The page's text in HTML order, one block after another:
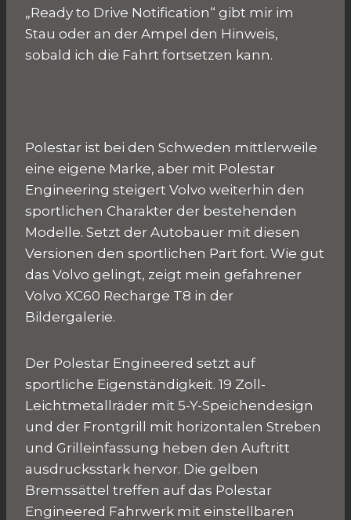
„Ready to Drive Notification“ gibt mir im
Stau oder an der Ampel den Hinweis,
sobald ich die Fahrt fortsetzen kann.
Polestar ist bei den Schweden mittlerweile
eine eigene Marke, aber mit Polestar
Engineering steigert Volvo weiterhin den
sportlichen Charakter der bestehenden
Modelle. Setzt der Autobauer mit diesen
Versionen den sportlichen Part fort. Wie gut
das Volvo gelingt, zeigt mein gefahrener
Volvo XC60 Recharge T8 in der
Bildergalerie.
Der Polestar Engineered setzt auf
sportliche Eigenständigkeit. 19 Zoll-
Leichtmetallräder mit 5-Y-Speichendesign
und der Frontgrill mit horizontalen Streben
und Grilleinfassung heben den Auftritt
ausdrucksstark hervor. Die gelben
Bremssättel treffen auf das Polestar
Engineered Fahrwerk mit einstellbaren